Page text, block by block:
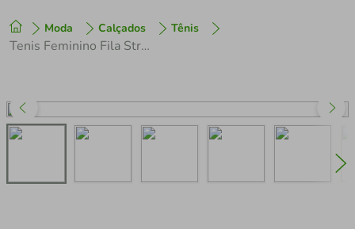
Moda Calçados Tênis
Tenis Feminino Fila Street Fit 3 Bege Vinho
1º tenis
perfume